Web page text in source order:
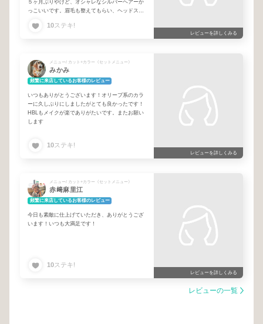
５ヶ月ぶりやけど、オシャレなシルバーヘアーか
っこいいです。眉毛も整えてもらい、ヘッドスパ
して帰って来ました。またお願いします🎵
10ステキ!
レビューを詳しくみる
メニュー/ カット+カラー《セットメニュー》
みかみ
頻繁に来店しているお客様のレビュー
いつもありがとうございます！オリーブ系のカラ
ーに久しぶりにしましたがとても良かったです！
HBLもメイクが楽でありがたいです。またお願い
します
10ステキ!
レビューを詳しくみる
メニュー/ カット+カラー《セットメニュー》
赤﨑麻里江
頻繁に来店しているお客様のレビュー
今日も素敵に仕上げていただき、ありがとうござ
います！いつも大満足です！
10ステキ!
レビューを詳しくみる
レビューの一覧